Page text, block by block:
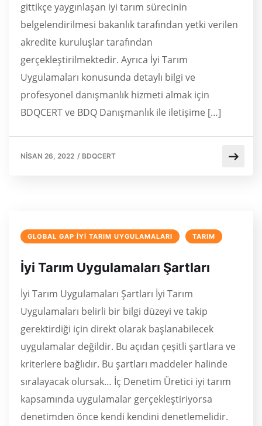
gittikçe yaygınlaşan iyi tarım sürecinin
belgelendirilmesi bakanlık tarafından yetki verilen
akredite kuruluşlar tarafından
gerçekleştirilmektedir. Ayrıca İyi Tarım
Uygulamaları konusunda detaylı bilgi ve
profesyonel danışmanlık hizmeti almak için
BDQCERT ve BDQ Danışmanlık ile iletişime […]
NISAN 26, 2022 / BDQCERT
GLOBAL GAP İYI TARIM UYGULAMALARI TARIM
İyi Tarım Uygulamaları Şartları
İyi Tarım Uygulamaları Şartları İyi Tarım
Uygulamaları belirli bir bilgi düzeyi ve takip
gerektirdiği için direkt olarak başlanabilecek
uygulamalar değildir. Bu açıdan çeşitli şartlara ve
kriterlere bağlıdır. Bu şartları maddeler halinde
sıralayacak olursak… İç Denetim Üretici iyi tarım
kapsamında uygulamalar gerçekleştiriyorsa
denetimden önce kendi kendini denetlemelidir.